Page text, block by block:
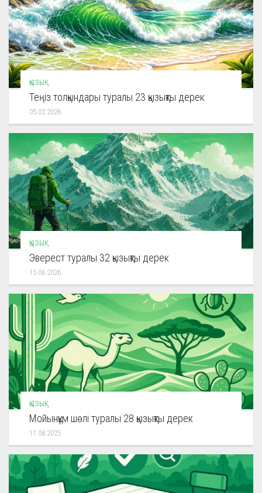
ҚЫЗЫҚ
Теңіз толқындары туралы 23 қызықты дерек
05.02.2026
ҚЫЗЫҚ
Эверест туралы 32 қызықты дерек
15.06.2026
ҚЫЗЫҚ
Мойынқұм шөлі туралы 28 қызықты дерек
11.08.2025